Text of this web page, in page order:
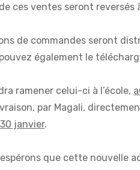
ces ventes seront reversés
de commandes seront
également le
ramener celui-ci à l’école,
par Magali,
janvier.
que cette nouvelle